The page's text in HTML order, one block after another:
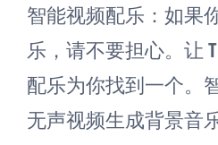
智能视频配乐：如果
乐，请不要担心。让
配乐为你找到一个。
无声视频生成背景音